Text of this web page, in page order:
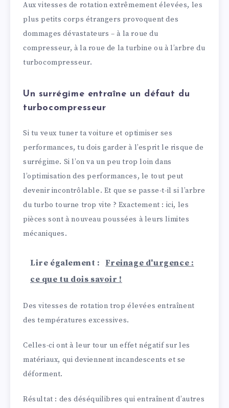
Aux vitesses de rotation extrêmement élevées, les
plus petits corps étrangers provoquent des
dommages dévastateurs – à la roue du
compresseur, à la roue de la turbine ou à l’arbre du
turbocompresseur.
Un surrégime entraîne un défaut du
turbocompresseur
Si tu veux tuner ta voiture et optimiser ses
performances, tu dois garder à l’esprit le risque de
surrégime. Si l’on va un peu trop loin dans
l’optimisation des performances, le tout peut
devenir incontrôlable. Et que se passe-t-il si l’arbre
du turbo tourne trop vite ? Exactement : ici, les
pièces sont à nouveau poussées à leurs limites
mécaniques.
Lire également :
Freinage d'urgence :
ce que tu dois savoir !
Des vitesses de rotation trop élevées entraînent
des températures excessives.
Celles-ci ont à leur tour un effet négatif sur les
matériaux, qui deviennent incandescents et se
déforment.
Résultat : des déséquilibres qui entraînent d’autres